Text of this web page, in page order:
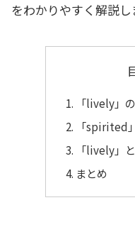
をわかりやすく解説し
「lively」
「spirited
「lively」
まとめ